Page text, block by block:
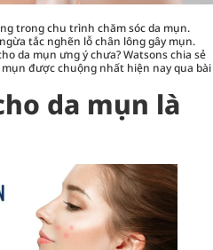
trong chu trình chăm sóc da mụn.
tắc nghẽn lỗ chân lông gây mụn.
da mụn ưng ý chưa? Watsons chia sẻ
được chuộng nhất hiện nay qua bài
da mụn là